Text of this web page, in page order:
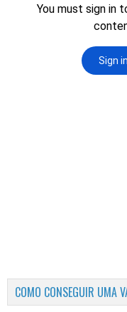
COMO CONSEGUIR UMA